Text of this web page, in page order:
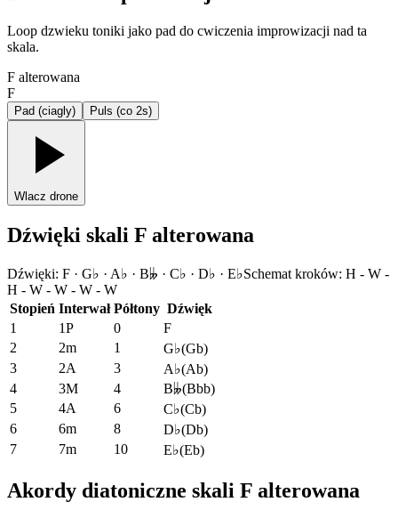
Loop dzwieku toniki jako pad do cwiczenia improwizacji nad ta
skala.
F alterowana
F
Pad (ciagly) Puls (co 2s)
Wlacz drone
Dźwięki skali F alterowana
Dźwięki: F · G♭ · A♭ · B𝄫 · C♭ · D♭ · E♭Schemat kroków: H - W -
H - W - W - W - W
Stopień Interwał Półtony Dźwięk
1
1P 0
F
2
2m 1 G♭(Gb)
3
2A 3 A♭(Ab)
4
3M 4 B𝄫(Bbb)
5
4A 6 C♭(Cb)
6
6m 8 D♭(Db)
7
7m 10 E♭(Eb)
Akordy diatoniczne skali F alterowana